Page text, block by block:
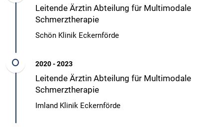
Leitende Ärztin Abteilung für Multimodale
Schmerztherapie
Schön Klinik Eckernförde
2020 - 2023
Leitende Ärztin Abteilung für Multimodale
Schmerztherapie
Imland Klinik Eckernförde